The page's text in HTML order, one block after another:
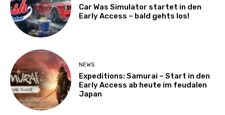
Car Was Simulator startet in den
Early Access – bald gehts los!
NEWS
Expeditions: Samurai – Start in den
Early Access ab heute im feudalen
Japan